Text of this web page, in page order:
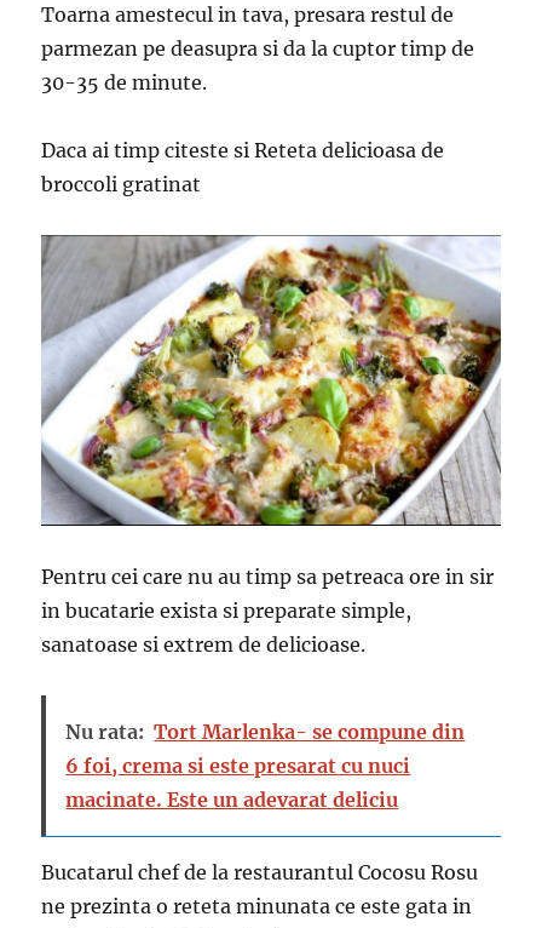
Toarna amestecul in tava, presara restul de
parmezan pe deasupra si da la cuptor timp de
30-35 de minute.
Daca ai timp citeste si Reteta delicioasa de
broccoli gratinat
Pentru cei care nu au timp sa petreaca ore in sir
in bucatarie exista si preparate simple,
sanatoase si extrem de delicioase.
Nu rata: Tort Marlenka- se compune din
6 foi, crema si este presarat cu nuci
macinate. Este un adevarat deliciu
Bucatarul chef de la restaurantul Cocosu Rosu
ne prezinta o reteta minunata ce este gata in